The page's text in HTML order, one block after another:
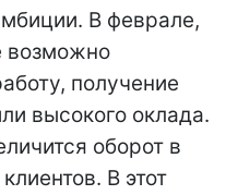
В феврале,
возможно
получение
высокого оклада.
оборот в
В этот